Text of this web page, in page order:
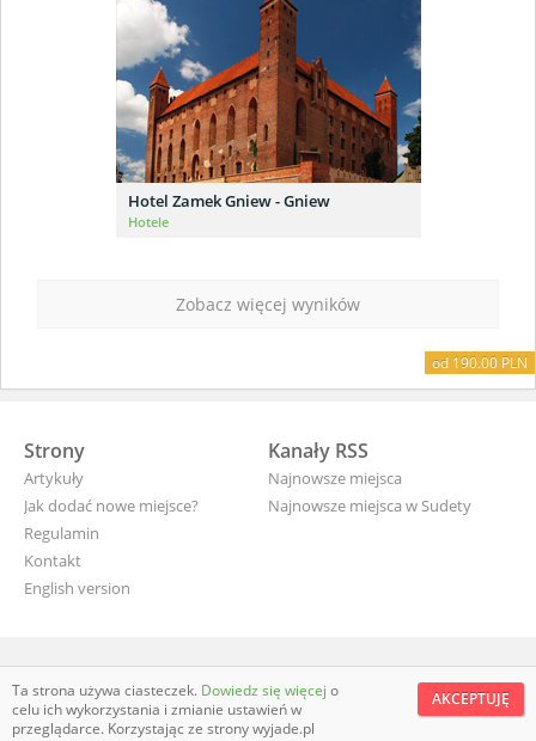
od 199.00 PLN
od 20.00 PLN
od 40.00 PLN
od 100.00 PLN
od 45.00 PLN
od 30.00 PLN
od 190.00 PLN
Hotel Zamek Gniew - Gniew
Hotele
Zobacz więcej wyników
Strony
Artykuły
Jak dodać nowe miejsce?
Regulamin
Kontakt
English version
Kanały RSS
Najnowsze miejsca
Najnowsze miejsca w Sudety
wyjade.pl - turystyczna Polska
AKCEPTUJĘ
Ta strona używa ciasteczek. Dowiedz się więcej o
celu ich wykorzystania i zmianie ustawień w
przeglądarce. Korzystając ze strony wyjade.pl